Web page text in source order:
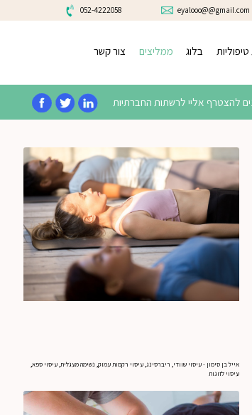
052-4222058 eyalooo@@gmail.com
טיפוליות בלוג ממליצים צור קשר
להצטרף אליי לרשתות החברתיות
הגדל תמונה
אייל בן סימון - עיסוי שוודי, ריברסינג, עיסוי רקמות עמוק, נשימה מעגלית, עיסוי ספא,
עיסוי לזוגות